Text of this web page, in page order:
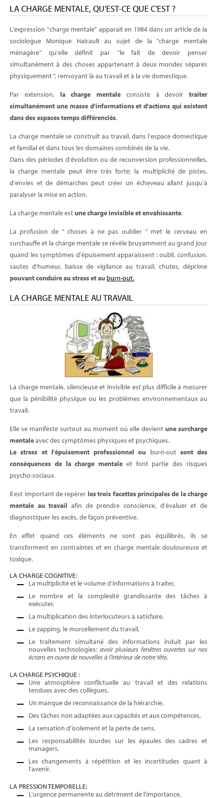
LA CHARGE MENTALE, QU'EST-CE QUE C'EST ?
L'expression "charge mentale" apparaît en 1984 dans un article de la
sociologue Monique Haicault au sujet de la "charge mentale
ménagère" qu'elle définit par "le fait de devoir penser
simultanément à des choses appartenant à deux mondes séparés
physiquement ", renvoyant là au travail et à la vie domestique.
Par extension, la charge mentale consiste à devoir traiter
simultanément une masse d'informations et d'actions qui existent
dans des espaces temps différenciés.
La charge mentale se construit au travail, dans l'espace domestique
et familial et dans tous les domaines combinés de la vie.
Dans des périodes d'évolution ou de reconversion professionnelles,
la charge mentale peut être très forte; la multiplicité de pistes,
d'envies et de démarches peut créer un écheveau allant jusqu'à
paralyser la mise en action.
La charge mentale estune charge invisible et envahissante.
La profusion de " choses à ne pas oublier " met le cerveau en
surchauffe et la charge mentale se révèle bruyamment au grand jour
quand les symptômes d'épuisement apparaissent : oubli, confusion,
sautes d'humeur, baisse de vigilance au travail, chutes, déprime
pouvant conduire au stress et au burn-out.
LA CHARGE MENTALE AU TRAVAIL
La charge mentale, silencieuse et invisible est plus difficile à mesurer
que la pénibilité physique ou les problèmes environnementaux au
travail.
Elle se manifeste surtout au moment où elle devient une surcharge
mentaleavec des symptômes physiques et psychiques.
Le stress et l'épuisement professionnel ou burn-outsont des
conséquences de la charge mentale et font partie des risques
psycho-sociaux.
Il est important de repérer les trois facettes principales de la charge
mentale au travail afin de prendre conscience, d'évaluer et de
diagnostiquer les excès, de façon préventive.
En effet quand ces éléments ne sont pas équilibrés, ils se
transforment en contraintes et en charge mentale douloureuse et
toxique.
LA CHARGE COGNITIVE:
La multiplicité et le volume d'informations à traiter,
Le nombre et la complexité grandissante des tâches à
exécuter,
La multiplication des interlocuteurs à satisfaire,
Le zapping, le morcellement du travail,
Le traitement simultané des informations induit par les
nouvelles technologies:avoir plusieurs fenêtres ouvertes sur nos
écrans en ouvre de nouvelles à l'intérieur de notre tête.
LA CHARGE PSYCHIQUE :
Une atmosphère conflictuelle au travail et des relations
tendues avec des collègues,
Un manque de reconnaissance de la hiérarchie,
Des tâches non adaptées aux capacités et aux compétences,
La sensation d'isolement et la perte de sens,
Les responsabilités lourdes sur les épaules des cadres et
managers,
Les changements à répétition et les incertitudes quant à
l'avenir.
LA PRESSION TEMPORELLE:
L'urgence permanente au détriment de l'importance,